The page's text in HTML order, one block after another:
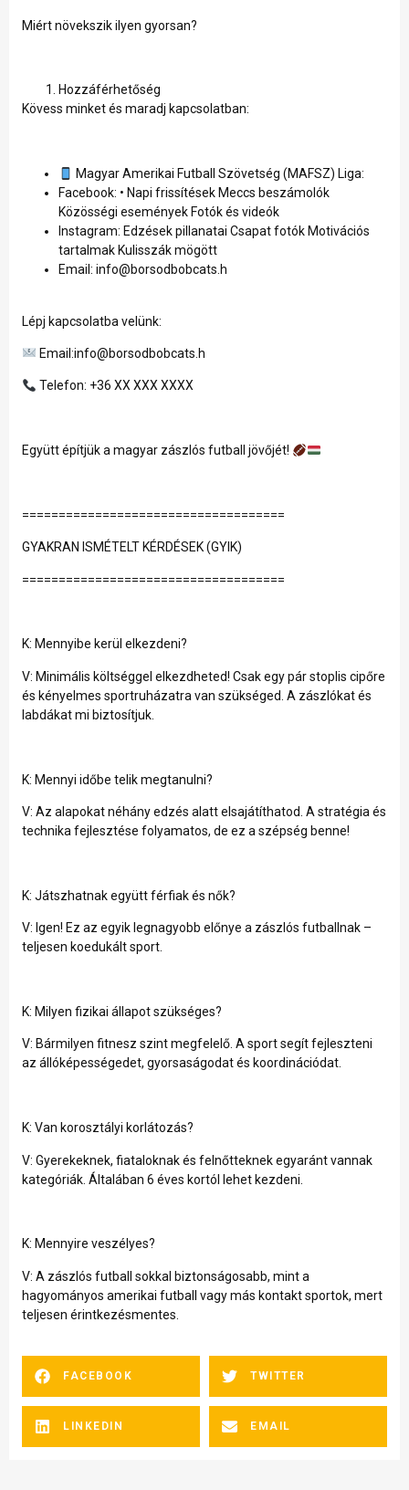
Miért növekszik ilyen gyorsan?
Hozzáférhetőség
Kövess minket és maradj kapcsolatban:
Magyar Amerikai Futball Szövetség (MAFSZ) Liga:
Facebook: • Napi frissítések Meccs beszámolók
Közösségi események Fotók és videók
Instagram: Edzések pillanatai Csapat fotók Motivációs
tartalmak Kulisszák mögött
Email: info@borsodbobcats.h
Lépj kapcsolatba velünk:
Email:info@borsodbobcats.h
Telefon: +36 XX XXX XXXX
Együtt építjük a magyar zászlós futball jövőjét!
====================================
GYAKRAN ISMÉTELT KÉRDÉSEK (GYIK)
====================================
K: Mennyibe kerül elkezdeni?
V: Minimális költséggel elkezdheted! Csak egy pár stoplis cipőre
és kényelmes sportruházatra van szükséged. A zászlókat és
labdákat mi biztosítjuk.
K: Mennyi időbe telik megtanulni?
V: Az alapokat néhány edzés alatt elsajátíthatod. A stratégia és
technika fejlesztése folyamatos, de ez a szépség benne!
K: Játszhatnak együtt férfiak és nők?
V: Igen! Ez az egyik legnagyobb előnye a zászlós futballnak –
teljesen koedukált sport.
K: Milyen fizikai állapot szükséges?
V: Bármilyen fitnesz szint megfelelő. A sport segít fejleszteni
az állóképességedet, gyorsaságodat és koordinációdat.
K: Van korosztályi korlátozás?
V: Gyerekeknek, fiataloknak és felnőtteknek egyaránt vannak
kategóriák. Általában 6 éves kortól lehet kezdeni.
K: Mennyire veszélyes?
V: A zászlós futball sokkal biztonságosabb, mint a
hagyományos amerikai futball vagy más kontakt sportok, mert
teljesen érintkezésmentes.
FACEBOOK TWITTER
LINKEDIN EMAIL